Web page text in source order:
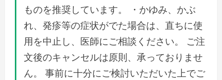
ものを推奨しています。 ・かゆみ、かぶ
れ、発疹等の症状がでた場合は、直ちに使
用を中止し、医師にご相談ください。 ご注
文後のキャンセルは原則、承っておりませ
ん。 事前に十分にご検討いただいた上でご